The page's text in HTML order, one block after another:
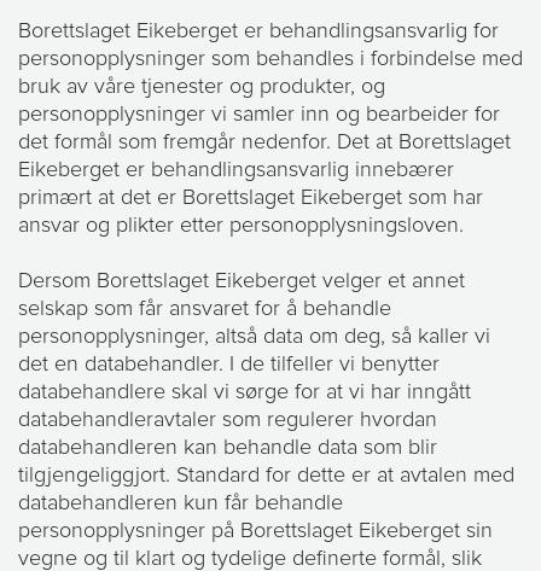
Borettslaget Eikeberget er behandlingsansvarlig for
personopplysninger som behandles i forbindelse med
bruk av våre tjenester og produkter, og
personopplysninger vi samler inn og bearbeider for
det formål som fremgår nedenfor. Det at Borettslaget
Eikeberget er behandlingsansvarlig innebærer
primært at det er Borettslaget Eikeberget som har
ansvar og plikter etter personopplysningsloven.
Dersom Borettslaget Eikeberget velger et annet
selskap som får ansvaret for å behandle
personopplysninger, altså data om deg, så kaller vi
det en databehandler. I de tilfeller vi benytter
databehandlere skal vi sørge for at vi har inngått
databehandleravtaler som regulerer hvordan
databehandleren kan behandle data som blir
tilgjengeliggjort. Standard for dette er at avtalen med
databehandleren kun får behandle
personopplysninger på Borettslaget Eikeberget sin
vegne og til klart og tydelige definerte formål, slik